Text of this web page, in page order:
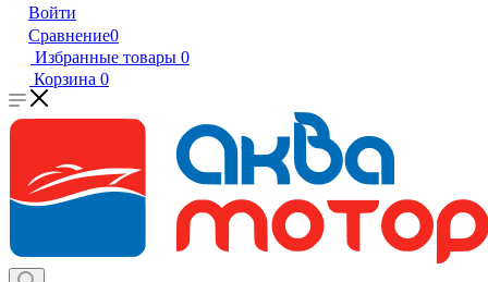
Войти
Сравнение0
Избранные товары 0
Корзина 0